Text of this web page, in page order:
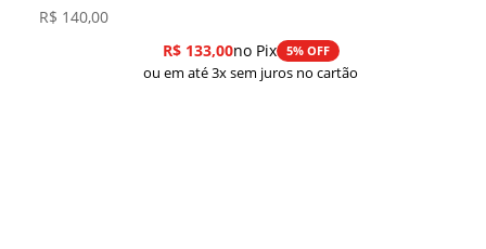
R$ 140,00
R$133,00no Pix 5% OFF
ou em até 3x sem juros no cartão